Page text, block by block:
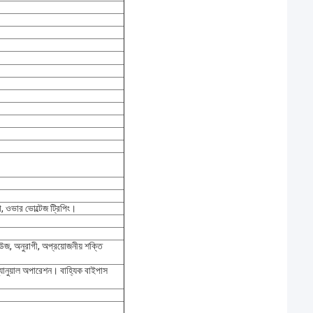
ওভার ভোল্টেজ ট্রিপিং।
অনুরাগী, অপ্রয়োজনীয় শক্তি
অপারেশন। বাহ্যিক বাইপাস